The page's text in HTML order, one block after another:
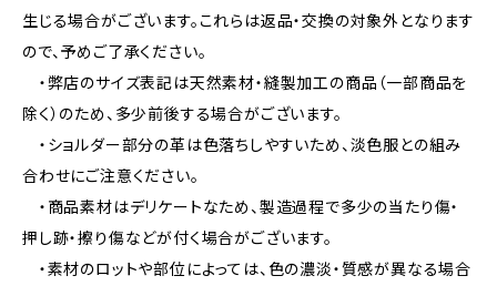
生じる場合がございます。これらは返品・交換の対象外となります
ので、予めご了承ください。
・弊店のサイズ表記は天然素材・縫製加工の商品（一部商品を
除く）のため、多少前後する場合がございます。
・ショルダー部分の革は色落ちしやすいため、淡色服との組み
合わせにご注意ください。
・商品素材はデリケートなため、製造過程で多少の当たり傷・
押し跡・擦り傷などが付く場合がございます。
・素材のロットや部位によっては、色の濃淡・質感が異なる場合